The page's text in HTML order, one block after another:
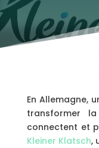
En Allemagne,
transformer
connectent et
Kleiner Klatsch,